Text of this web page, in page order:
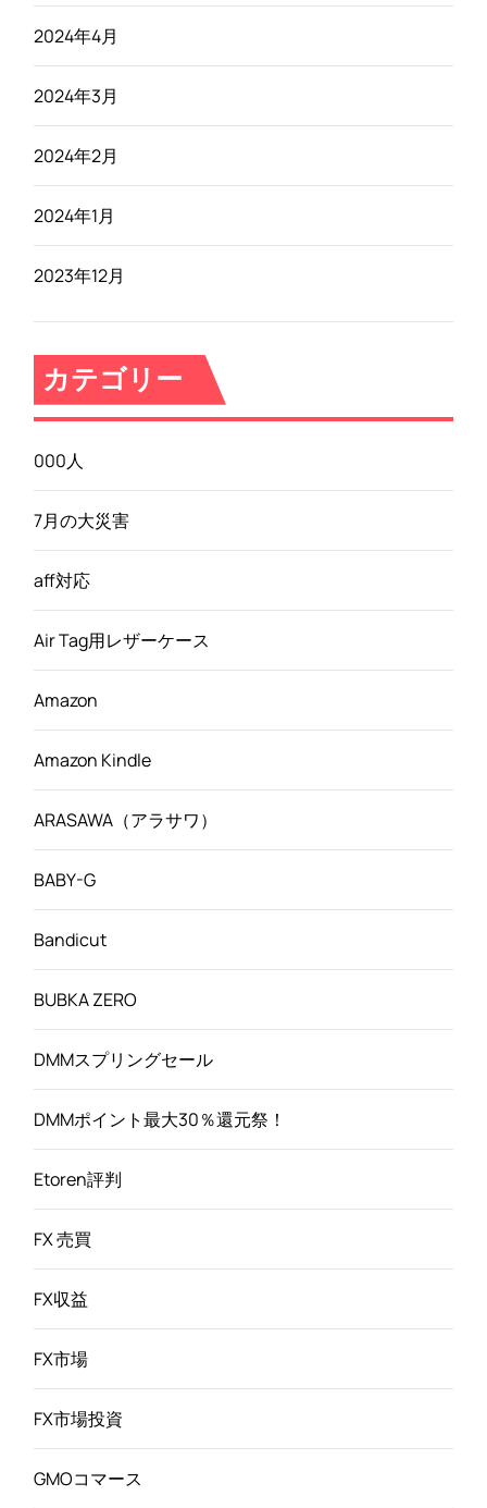
2024年4月
2024年3月
2024年2月
2024年1月
2023年12月
カテゴリー
000人
7月の大災害
aff対応
Air Tag用レザーケース
Amazon
Amazon Kindle
ARASAWA（アラサワ）
BABY-G
Bandicut
BUBKA ZERO
DMMスプリングセール
DMMポイント最大30％還元祭！
Etoren評判
FX 売買
FX収益
FX市場
FX市場投資
GMOコマース